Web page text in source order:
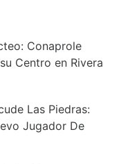
Conaprole
Centro en Rivera
Las Piedras:
Jugador De